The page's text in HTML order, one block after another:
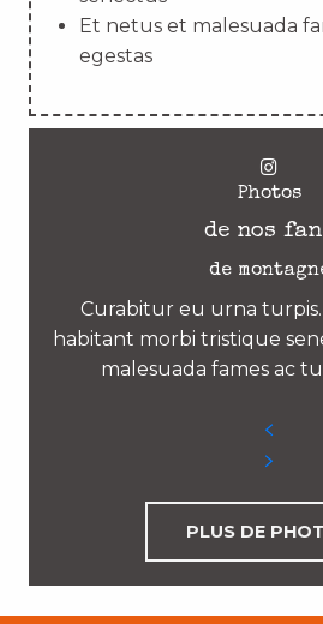
Et netus et malesuada
egestas
Photos
de nos
de
Curabitur eu urna
habitant morbi tristique
malesuada fames ac
PLUS DE